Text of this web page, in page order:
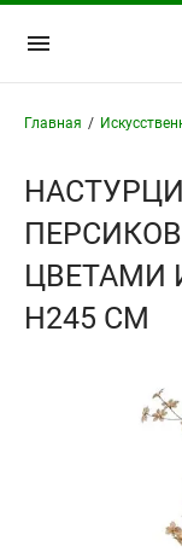
Главная /
ЦВЕТАМИ
H245 СМ